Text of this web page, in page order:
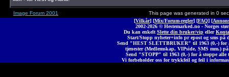
Image Forum 2001
This page was generated in 0
[Vilkår] [Mix/Forum-regler] [FAQ] [
2002-2026 © Hestemarked.no - Norges
Du kan enkelt Slette din bruker/vip eller
Start/Stopp nyheter+info pr epost og sms på
Send "HEST SLETTBRUKER" til 1963 (0,-) for
tjenester (Medlemskap, VIPside, SMS mm.)
Send "STOPP" til 1963 (0,-) for å stoppe alle
Vi forbeholder oss for trykkfeil og feil i